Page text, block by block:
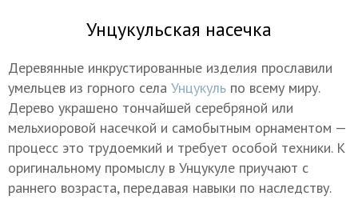
Унцукульская насечка
Деревянные инкрустированные изделия прославили
умельцев из горного села Унцукуль по всему миру.
Дерево украшено тончайшей серебряной или
мельхиоровой насечкой и самобытным орнаментом —
процесс это трудоемкий и требует особой техники. К
оригинальному промыслу в Унцукуле приучают с
раннего возраста, передавая навыки по наследству.